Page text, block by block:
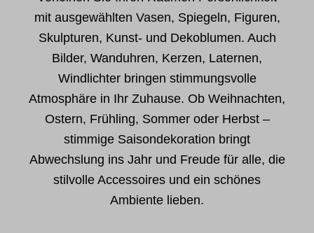
mit ausgewählten Vasen, Spiegeln, Figuren,
Skulpturen, Kunst- und Dekoblumen. Auch
Bilder, Wanduhren, Kerzen, Laternen,
Windlichter bringen stimmungsvolle
Atmosphäre in Ihr Zuhause. Ob Weihnachten,
Ostern, Frühling, Sommer oder Herbst –
stimmige Saisondekoration bringt
Abwechslung ins Jahr und Freude für alle, die
stilvolle Accessoires und ein schönes
Ambiente lieben.